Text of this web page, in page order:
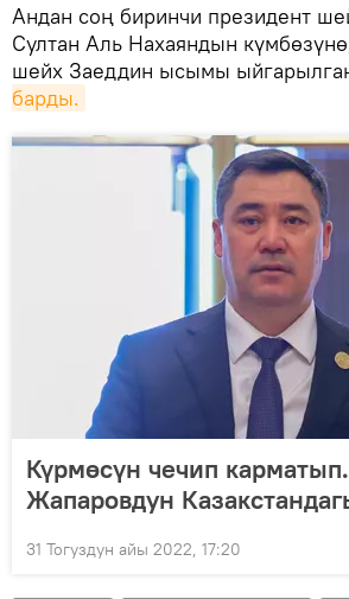
Андан соң биринчи президент
Султан Аль Нахаяндын
шейх Заеддин ысымы
барды.
Күрмөсүн чечип
Жапаровдун
31 Тогуздун айы 2022, 17:20